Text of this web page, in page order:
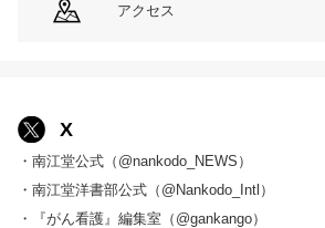
アクセス
X
・南江堂公式（@nankodo_NEWS）
・南江堂洋書部公式（@Nankodo_Intl）
・『がん看護』編集室（@gankango）